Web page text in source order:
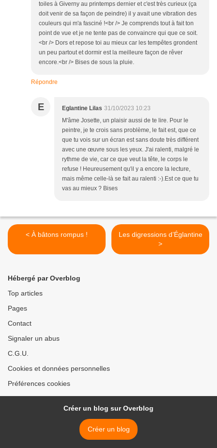
toiles à Giverny au printemps dernier et c'est très curieux (ça
doit venir de sa façon de peindre) il y avait une vibration des
couleurs qui m'a fasciné !<br /> Je comprends tout à fait ton
point de vue et je ne tente pas de convaincre qui que ce soit.
<br /> Dors et repose toi au mieux car les tempêtes grondent
un peu partout et dormir est la meilleure façon de rêver
encore.<br /> Bises de sous la pluie.
Répondre
E Eglantine Lilas 31/10/2023 10:23
M'âme Josette, un plaisir aussi de te lire. Pour le
peintre, je te crois sans problème, le fait est, que ce
que tu vois sur un écran est sans doute très différent
avec une œuvre sous les yeux. J'ai ralenti, malgré le
rythme de vie, car ce que veut la tête, le corps le
refuse ! Heureusement qu'il y a encore la lecture,
mais même celle-là se fait au ralenti :-).Est ce que tu
vas au mieux ? Bises
< À bâtons rompus !
Les digressions d’Églantine
>
Hébergé par Overblog
Top articles
Pages
Contact
Signaler un abus
C.G.U.
Cookies et données personnelles
Préférences cookies
Créer un blog sur Overblog
Créer un blog